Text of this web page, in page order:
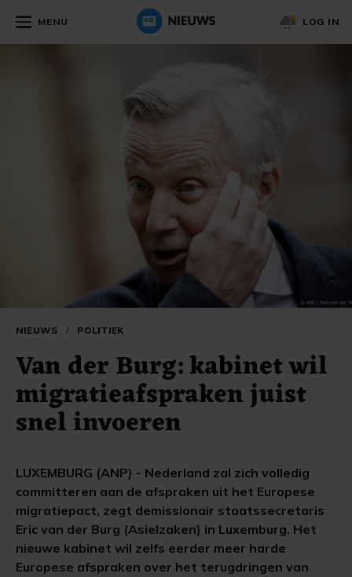
MENU LOG IN
NIEUWS / POLITIEK
Van der Burg: kabinet wil
migratieafspraken juist
snel invoeren
LUXEMBURG (ANP) - Nederland zal zich volledig
committeren aan de afspraken uit het Europese
migratiepact, zegt demissionair staatssecretaris
Eric van der Burg (Asielzaken) in Luxemburg. Het
nieuwe kabinet wil zelfs eerder meer harde
Europese afspraken over het terugdringen van